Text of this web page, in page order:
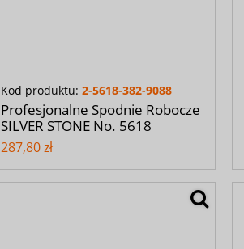
Kod produktu: 2-5618-382-9088
Profesjonalne Spodnie Robocze
SILVER STONE No. 5618
287,80 zł